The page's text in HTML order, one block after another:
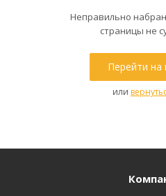
Неправильно
страницы не
Перейти на
или